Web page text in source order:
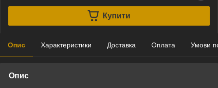
Купити
Опис Характеристики Доставка Оплата Умови
Опис